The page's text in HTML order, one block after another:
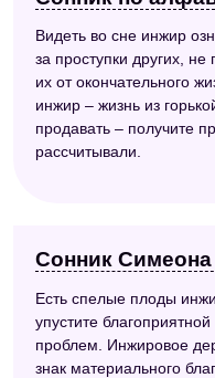
Видеть во сне инжир
за проступки других,
их от окончательного
инжир – жизнь из
продавать – получите
рассчитывали.
Сонник
Есть спелые плоды
упустите
проблем. Инжировое
знак материального